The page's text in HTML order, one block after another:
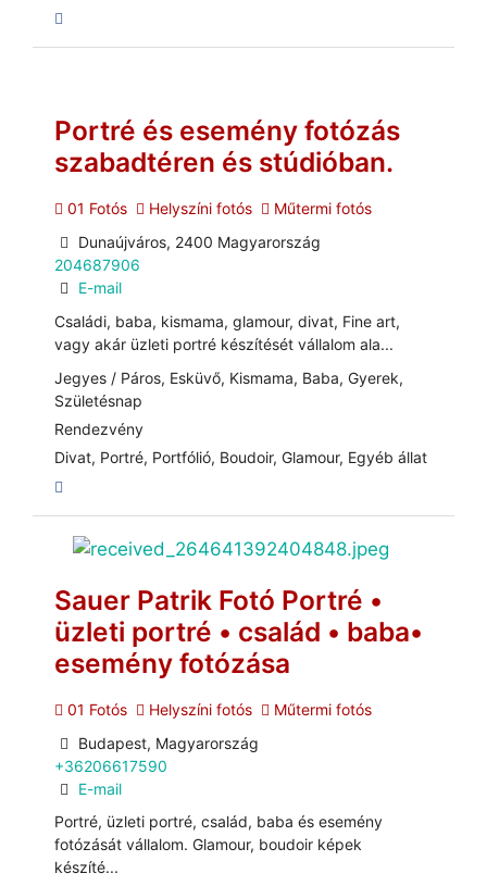
Portré és esemény fotózás
szabadtéren és stúdióban.
01 Fotós Helyszíni fotós
Műtermi fotós
Dunaújváros, 2400 Magyarország
204687906
E-mail
Családi, baba, kismama, glamour, divat, Fine art,
vagy akár üzleti portré készítését vállalom ala...
Jegyes / Páros, Esküvő, Kismama, Baba, Gyerek,
Születésnap
Rendezvény
Divat, Portré, Portfólió, Boudoir, Glamour, Egyéb állat
Sauer Patrik Fotó Portré •
üzleti portré • család • baba•
esemény fotózása
01 Fotós Helyszíni fotós
Műtermi fotós
Budapest, Magyarország
+36206617590
E-mail
Portré, üzleti portré, család, baba és esemény
fotózását vállalom. Glamour, boudoir képek
készíté...